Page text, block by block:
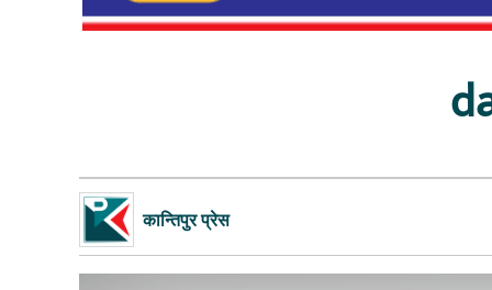
कान्तिपुर प्रेस